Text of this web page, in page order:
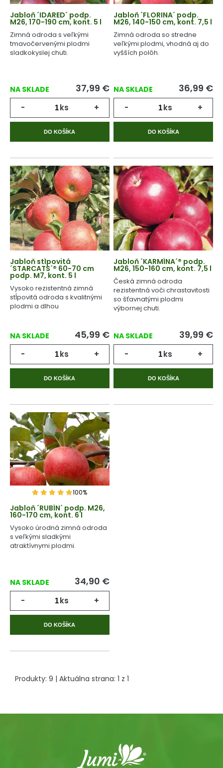
Jabloň ´IDARED´ podp.
M26, 170-190 cm, kont. 5 l
Zimná odroda s veľkými
tmavočervenými plodmi
sladkokyslej chuti.
NA SKLADE 37,99 €
- ks +
DO KOŠÍKA
Jabloň ´FLORINA´ podp.
M26, 140-150 cm, kont. 7,5 l
Zimná odroda so stredne
veľkými plodmi, vhodná aj do
vyšších polôh.
NA SKLADE 36,99 €
- ks +
DO KOŠÍKA
Jabloň stĺpovitá
´STARCATS´® 60-70 cm
podp. M7, kont. 5 l
Vysoko rezistentná zimná
stĺpovitá odroda s kvalitnými
plodmi a dlhou
NA SKLADE 45,99 €
- ks +
DO KOŠÍKA
Jabloň ´KARMÍNA´® podp.
M26, 150-160 cm, kont. 7,5 l
Česká zimná odroda
rezistentná voči chrastavitosti
so šťavnatými plodmi
výbornej chuti.
NA SKLADE 39,99 €
- ks +
DO KOŠÍKA
100%
Jabloň ´RUBÍN´ podp. M26,
160-170 cm, kont. 6 l
Vysoko úrodná zimná odroda
s veľkými sladkými
atraktívnymi plodmi.
NA SKLADE 34,90 €
- ks +
DO KOŠÍKA
Produkty: 9 | Aktuálna strana: 1 z 1